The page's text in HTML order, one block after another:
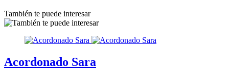
También te puede interesar
Acordonado Sara